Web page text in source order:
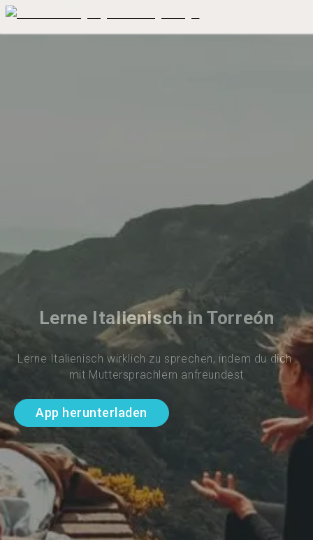
Lerne Italienisch in Torreón
Lerne Italienisch wirklich zu sprechen, indem du dich
mit Muttersprachlern anfreundest
App herunterladen